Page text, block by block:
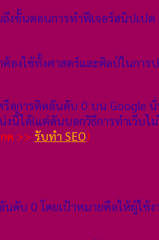
ขั้นตอนการทำฟีเจอร์สนิปเป
องใช้ทั้งศาสตร์และศิลป์ในก
อการติดอันดับ 0 บน Google
นี้ได้(แต่ดันบอกวิธีการทำเว็บ
ด >> รับทำ SEO)
บ 0 โดยเป้าหมายคือให้ผู้ใช้